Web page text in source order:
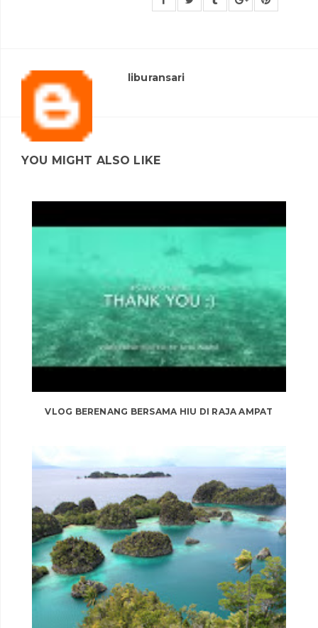
liburansari
YOU MIGHT ALSO LIKE
VLOG BERENANG BERSAMA HIU DI RAJA AMPAT